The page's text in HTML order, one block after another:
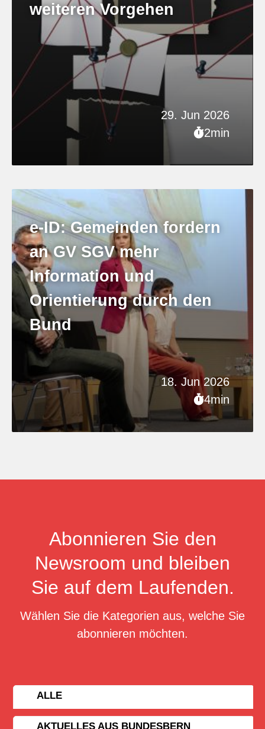
29. Jun 2026
2min
weiteren Vorgehen
18. Jun 2026
4min
e-ID: Gemeinden fordern
an GV SGV mehr
Information und
Orientierung durch den
Bund
Abonnieren Sie den
Newsroom und bleiben
Sie auf dem Laufenden.
Wählen Sie die Kategorien aus, welche Sie
abonnieren möchten.
ALLE
AKTUELLES AUS BUNDESBERN